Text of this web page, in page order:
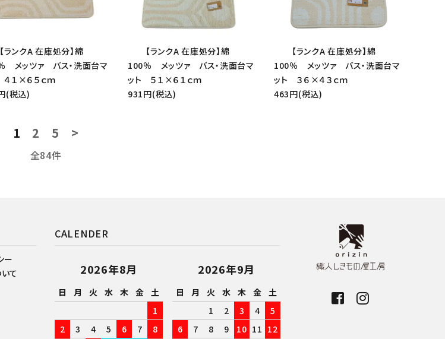
【ランクA 在庫処分】綿
メッツァ バス・洗面台マ
１×６５ｃｍ
(税込)
【ランクA 在庫処分】綿
100％ メッツァ バス・洗面台マ
ット ５１×６１ｃｍ
931円(税込)
【ランクA 在庫処分】綿
100％ メッツァ バス・洗面台マ
ット ３６×４３ｃｍ
463円(税込)
1 2 5 >
全84件
ー
て
CALENDER
2026年8月
日 月 火 水 木 金 土
1
2
3 4 5 6 7 8
2026年9月
日 月 火 水 木 金 土
1
2 3 4
5
6
7 8 9 10 11 12